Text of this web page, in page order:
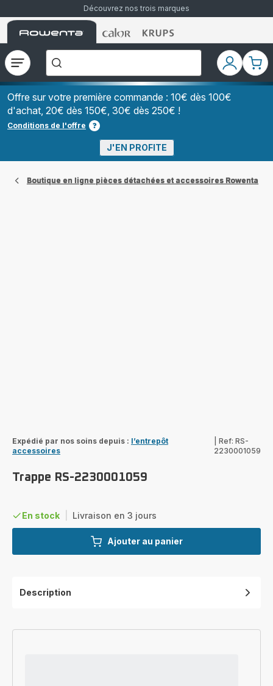
Découvrez nos trois marques
Accueil
Rowenta
Accueil
Rowenta
Accueil
Rowenta
Ouvrir
le
menu
recherchez-
vous
?","Aspirateurs
à
Grains","Centrales
Vapeurs","Sèche
Cheveux"]
Mon
compte
Mon
Offre sur votre première commande : 10€ dès 100€
d'achat, 20€ dès 150€, 30€ dès 250€ !
Conditions de l'offre
J'EN PROFITE
Boutique en ligne pièces détachées et accessoires Rowenta
Expédié par nos soins depuis : l’entrepôt
accessoires
Ref: RS-
2230001059
Trappe RS-2230001059
En stock Livraison en 3 jours
Ajouter au panier
Description